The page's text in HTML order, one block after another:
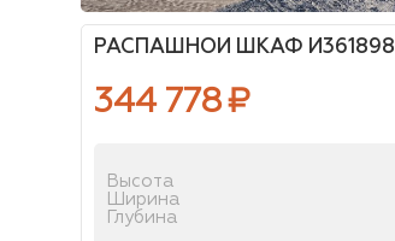
РАСПАШНОЙ ШКАФ И361898
344 778₽
Высота
Ширина
Глубина